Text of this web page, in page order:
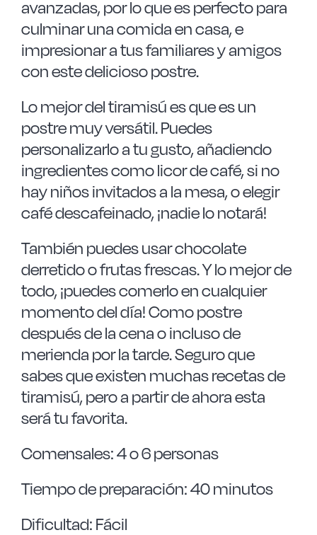
Contacto
avanzadas, por lo que es perfecto para
culminar una comida en casa, e
impresionar a tus familiares y amigos
con este delicioso postre.
Lo mejor del tiramisú es que es un
postre muy versátil. Puedes
personalizarlo a tu gusto, añadiendo
ingredientes como licor de café, si no
hay niños invitados a la mesa, o elegir
café descafeinado, ¡nadie lo notará!
También puedes usar chocolate
derretido o frutas frescas. Y lo mejor de
todo, ¡puedes comerlo en cualquier
momento del día! Como postre
después de la cena o incluso de
merienda por la tarde. Seguro que
sabes que existen muchas recetas de
tiramisú, pero a partir de ahora esta
será tu favorita.
Comensales: 4 o 6 personas
Tiempo de preparación: 40 minutos
Dificultad: Fácil